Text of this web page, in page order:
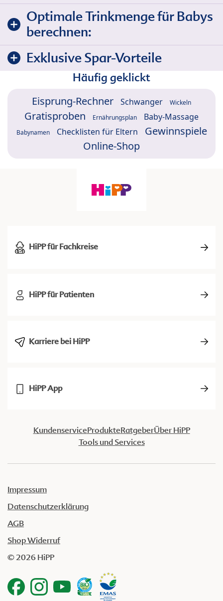
Optimale Trinkmenge für Babys
berechnen:
Exklusive Spar-Vorteile
Häufig geklickt
Eisprung-Rechner Schwanger Wickeln
Gratisproben Ernährungsplan Baby-Massage
Babynamen Checklisten für Eltern
Gewinnspiele
Online-Shop
HiPP für Fachkreise
HiPP für Patienten
Karriere bei HiPP
HiPP App
KundenserviceProdukteRatgeberÜber HiPP
Tools und Services
Impressum
Datenschutzerklärung
AGB
Shop Widerruf
© 2026 HiPP